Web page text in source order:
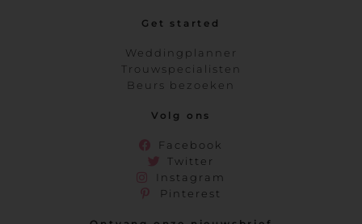
Get started
Weddingplanner
Trouwspecialisten
Beurs bezoeken
Volg ons
Facebook
Twitter
Instagram
Pinterest